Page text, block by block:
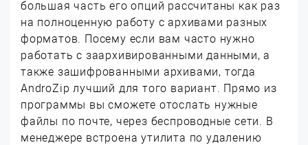
большая часть его опций рассчитаны как раз
на полноценную работу с архивами разных
форматов. Посему если вам часто нужно
работать с заархивированными данными, а
также зашифрованными архивами, тогда
AndroZip лучший для того вариант. Прямо из
программы вы сможете отослать нужные
файлы по почте, через беспроводные сети. В
менеджере встроена утилита по удалению